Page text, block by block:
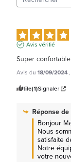
Avis vérifié
Super confortable
Avis du 18/09/2024
Utile(1)Signaler
Réponse de
Bonjour
Nous
satisfaite
Notre
votre